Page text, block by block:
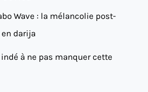
Wave : la mélancolie post-
darija
à ne pas manquer cette